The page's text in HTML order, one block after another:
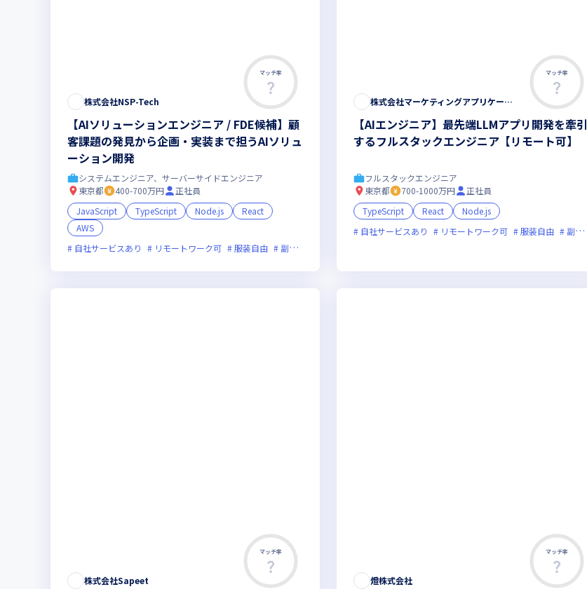
マッチ率
株式会社NSP-Tech
【AIソリューションエンジニア / FDE候補】顧
客課題の発見から企画・実装まで担うAIソリュ
ーション開発
システムエンジニア、サーバーサイドエンジニア
東京都
400-700万円
正社員
JavaScript
TypeScript Node.js
React
AWS
自社サービスあり
リモートワーク可 服装自由 副業可
マッチ率
株式会社マーケティングアプリケーションズ
【AIエンジニア】最先端LLMアプリ開発を牽引
するフルスタックエンジニア【リモート可】
フルスタックエンジニア
東京都
700-1000万円
正社員
TypeScript
React
Node.js
自社サービスあり
リモートワーク可 服装自由 副業可
マッチ率
株式会社Sapeet
マッチ率
燈株式会社